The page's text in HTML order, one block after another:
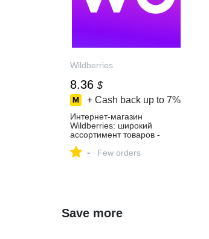
Wildberries
8.36 $
+ Cash back up to 7%
Интернет‑магазин
Wildberries: широкий
ассортимент товаров -
- Few orders
Save more